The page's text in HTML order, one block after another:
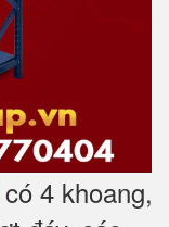
có 4 khoang,